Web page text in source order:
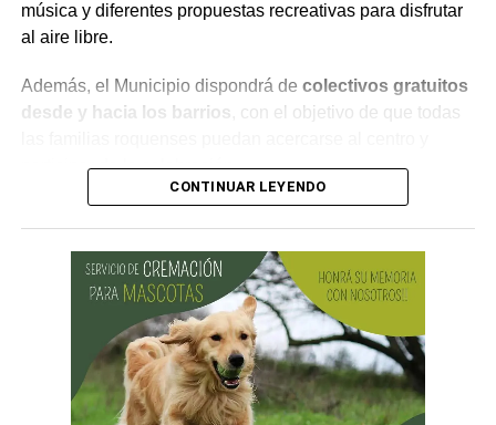
música y diferentes propuestas recreativas para disfrutar
al aire libre.
Además, el Municipio dispondrá de colectivos gratuitos
desde y hacia los barrios , con el objetivo de que todas
participar de la celebración.
¿Por qué se celebra el Día de las
Infancias?
La conmemoración tiene su origen en una
recomendación realizada por la Organización de las
Naciones Unidas (ONU) en 1954, mediante la cual se
propuso que los países destinaran una jornada para
promover la fraternidad entre niños y niñas y concientizar
CONTINUAR LEYENDO